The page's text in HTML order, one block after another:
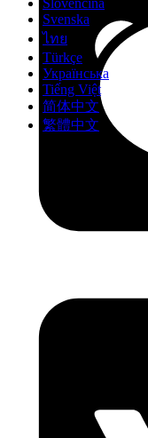
Slovenčina
Svenska
ไทย
Türkçe
Українська
Tiếng Việt
简体中文
繁體中文